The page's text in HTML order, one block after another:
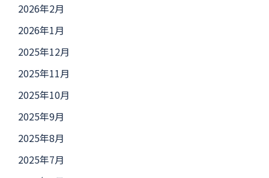
2026年2月
2026年1月
2025年12月
2025年11月
2025年10月
2025年9月
2025年8月
2025年7月